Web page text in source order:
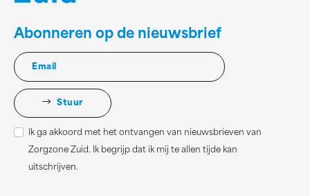
Abonneren op de nieuwsbrief
Stuur
Ik ga akkoord met het ontvangen van nieuwsbrieven van
Zorgzone Zuid. Ik begrijp dat ik mij te allen tijde kan
uitschrijven.